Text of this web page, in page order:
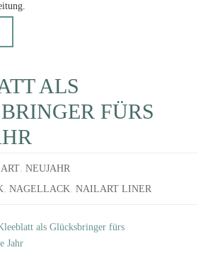
ALS
FÜRS
,NEUJAHR
,NAGELLACK,NAILART LINER